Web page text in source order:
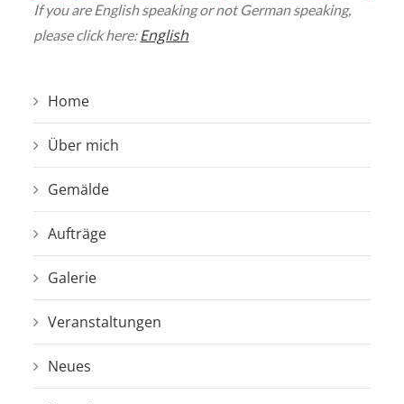
If you are English speaking or not German speaking,
please click here:English
Home
Über mich
Gemälde
Aufträge
Galerie
Veranstaltungen
Neues